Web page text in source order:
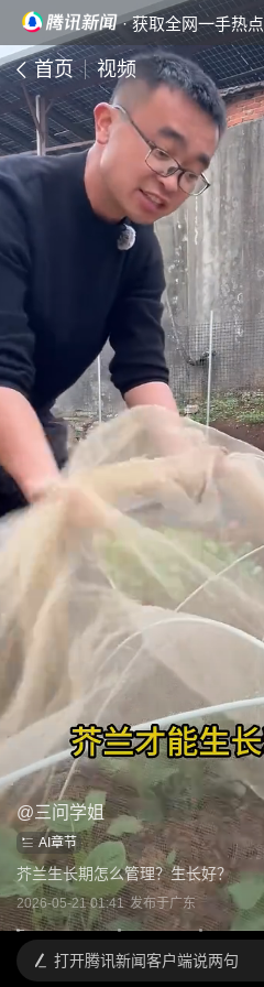
· 获取全网一手热点
首页 视频
@三问学姐
AI章节
芥兰生长期怎么管理？生长好？
2026-05-21 01:41 发布于广东
打开腾讯新闻客户端说两句